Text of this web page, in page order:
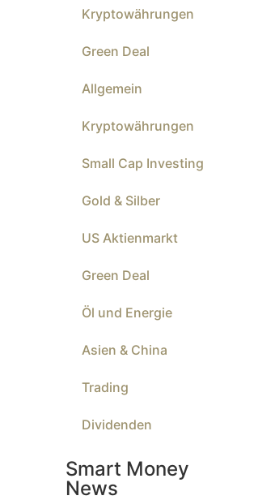
Kryptowährungen
Green Deal
Allgemein
Kryptowährungen
Small Cap Investing
Gold & Silber
US Aktienmarkt
Green Deal
Öl und Energie
Asien & China
Trading
Dividenden
Smart Money
News